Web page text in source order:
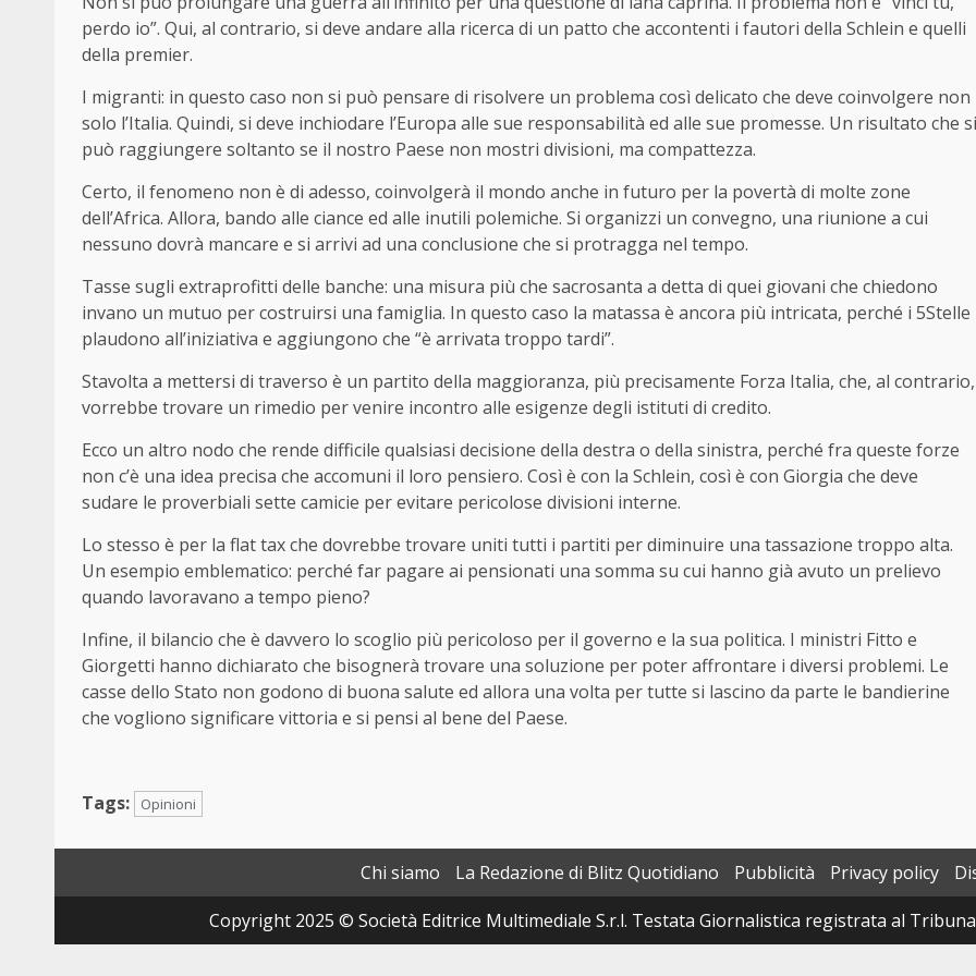
perdo io”. Qui, al contrario, si deve andare alla ricerca di un patto che accontenti i fautori della Schlein e quelli
della premier.
I migranti: in questo caso non si può pensare di risolvere un problema così delicato che deve coinvolgere non
solo l’Italia. Quindi, si deve inchiodare l’Europa alle sue responsabilità ed alle sue promesse. Un risultato che si
può raggiungere soltanto se il nostro Paese non mostri divisioni, ma compattezza.
Certo, il fenomeno non è di adesso, coinvolgerà il mondo anche in futuro per la povertà di molte zone
dell’Africa. Allora, bando alle ciance ed alle inutili polemiche. Si organizzi un convegno, una riunione a cui
nessuno dovrà mancare e si arrivi ad una conclusione che si protragga nel tempo.
Tasse sugli extraprofitti delle banche: una misura più che sacrosanta a detta di quei giovani che chiedono
invano un mutuo per costruirsi una famiglia. In questo caso la matassa è ancora più intricata, perché i 5Stelle
plaudono all’iniziativa e aggiungono che “è arrivata troppo tardi”.
Stavolta a mettersi di traverso è un partito della maggioranza, più precisamente Forza Italia, che, al contrario,
vorrebbe trovare un rimedio per venire incontro alle esigenze degli istituti di credito.
Ecco un altro nodo che rende difficile qualsiasi decisione della destra o della sinistra, perché fra queste forze
non c’è una idea precisa che accomuni il loro pensiero. Così è con la Schlein, così è con Giorgia che deve
sudare le proverbiali sette camicie per evitare pericolose divisioni interne.
Lo stesso è per la flat tax che dovrebbe trovare uniti tutti i partiti per diminuire una tassazione troppo alta.
Un esempio emblematico: perché far pagare ai pensionati una somma su cui hanno già avuto un prelievo
quando lavoravano a tempo pieno?
Infine, il bilancio che è davvero lo scoglio più pericoloso per il governo e la sua politica. I ministri Fitto e
Giorgetti hanno dichiarato che bisognerà trovare una soluzione per poter affrontare i diversi problemi. Le
casse dello Stato non godono di buona salute ed allora una volta per tutte si lascino da parte le bandierine
che vogliono significare vittoria e si pensi al bene del Paese.
Tags: Opinioni
Chi siamo La Redazione di Blitz Quotidiano Pubblicità Privacy policy
Copyright 2025 © Società Editrice Multimediale S.r.l. Testata Giornalistica registrata al